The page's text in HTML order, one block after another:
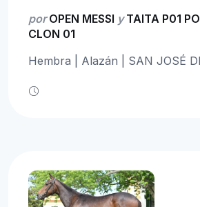
porOPEN MESSI yTAITA P01
CLON 01
Hembra | Alazán | SAN JOSÉ